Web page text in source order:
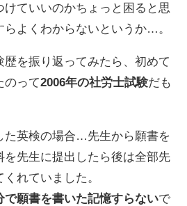
けていいのかちょっと困ると思
らよくわからないというか…。
を振り返ってみたら、初めて
のって2006年の社労士試験だも
た英検の場合…先生から願書を
を先生に提出したら後は全部先
れていました。
で願書を書いた記憶すらないで